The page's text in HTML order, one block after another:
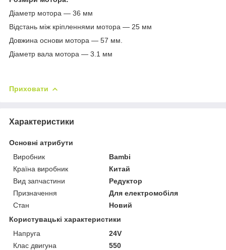
Діаметр мотора — 36 мм
Відстань між кріпленнями мотора — 25 мм
Довжина основи мотора — 57 мм.
Діаметр вала мотора — 3.1 мм
Приховати
Характеристики
Основні атрибути
Виробник
Bambi
Країна виробник
Китай
Вид запчастини
Редуктор
Призначення
Для електромобіля
Стан
Новий
Користувацькі характеристики
Напруга
24V
Клас двигуна
550